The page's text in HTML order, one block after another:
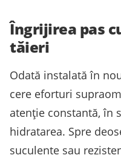
Îngrijirea pas
tăieri
Odată instalată în
cere eforturi
atenție constantă, în
hidratarea. Spre
suculente sau